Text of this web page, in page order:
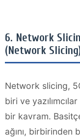
6. Network
(Network
Network slicing,
biri ve
bir kavram.
ağını, birbirinden